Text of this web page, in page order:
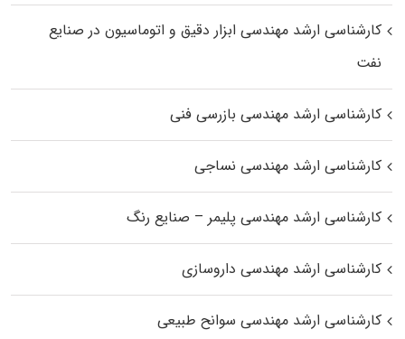
کارشناسی ارشد مهندسی ابزار دقیق و اتوماسیون در صنایع
نفت
کارشناسی ارشد مهندسی بازرسی فنی
کارشناسی ارشد مهندسی نساجی
کارشناسی ارشد مهندسی پلیمر – صنایع رنگ
کارشناسی ارشد مهندسی داروسازی
کارشناسی ارشد مهندسی سوانح طبیعی